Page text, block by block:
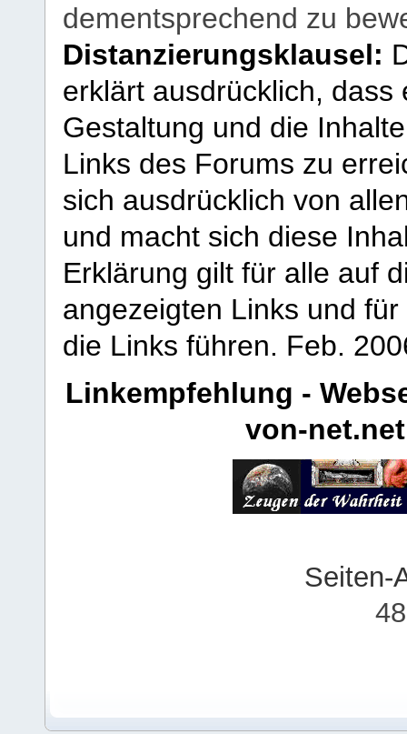
dementsprechend zu
Distanzierungsklausel:
erklärt ausdrücklich,
Gestaltung und die
Links des Forums zu
sich ausdrücklich von
und macht sich diese
Erklärung gilt für alle auf
angezeigten Links und
die Links führen. Feb.
Linkempfehlung -
von-net.net
Seiten-